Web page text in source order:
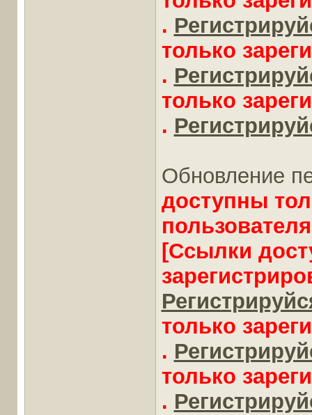
.
только
.
только
.
Обновление
доступны
[Ссылки
только
.
только
.